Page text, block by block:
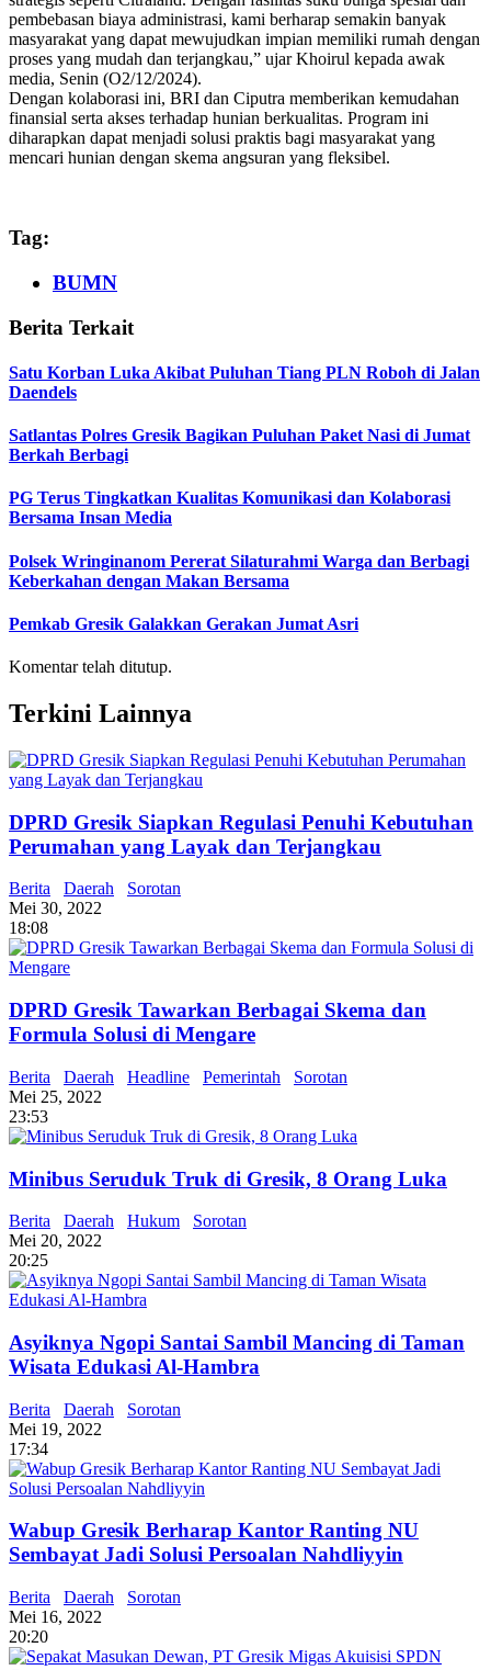
pembebasan biaya administrasi, kami berharap semakin banyak
masyarakat yang dapat mewujudkan impian memiliki rumah dengan
proses yang mudah dan terjangkau,” ujar Khoirul kepada awak
media, Senin (O2/12/2024).
Dengan kolaborasi ini, BRI dan Ciputra memberikan kemudahan
finansial serta akses terhadap hunian berkualitas. Program ini
diharapkan dapat menjadi solusi praktis bagi masyarakat yang
mencari hunian dengan skema angsuran yang fleksibel.
Tag:
BUMN
Berita Terkait
Satu Korban Luka Akibat Puluhan Tiang PLN Roboh di Jalan
Daendels
Satlantas Polres Gresik Bagikan Puluhan Paket Nasi di Jumat
Berkah Berbagi
PG Terus Tingkatkan Kualitas Komunikasi dan Kolaborasi
Bersama Insan Media
Polsek Wringinanom Pererat Silaturahmi Warga dan Berbagi
Keberkahan dengan Makan Bersama
Pemkab Gresik Galakkan Gerakan Jumat Asri
Komentar telah ditutup.
Terkini Lainnya
DPRD Gresik Siapkan Regulasi Penuhi Kebutuhan
Perumahan yang Layak dan Terjangkau
Berita Daerah
Sorotan
Mei 30, 2022
18:08
DPRD Gresik Tawarkan Berbagai Skema dan
Formula Solusi di Mengare
Berita Daerah Headline Pemerintah
Sorotan
Mei 25, 2022
23:53
Minibus Seruduk Truk di Gresik, 8 Orang Luka
Berita Daerah Hukum
Sorotan
Mei 20, 2022
20:25
Asyiknya Ngopi Santai Sambil Mancing di Taman
Wisata Edukasi Al-Hambra
Berita Daerah
Sorotan
Mei 19, 2022
17:34
Wabup Gresik Berharap Kantor Ranting NU
Sembayat Jadi Solusi Persoalan Nahdliyyin
Berita Daerah
Sorotan
Mei 16, 2022
20:20